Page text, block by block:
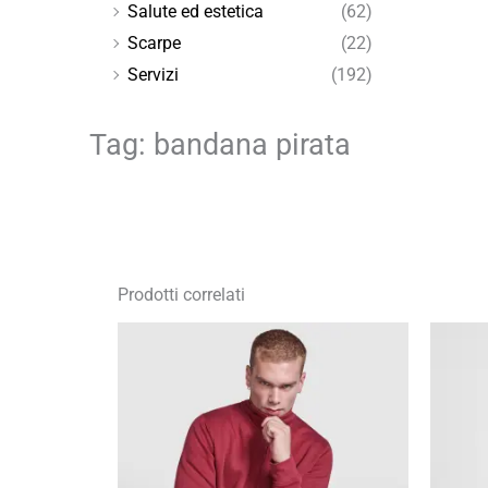
Salute ed estetica
(62)
Scarpe
(22)
Servizi
(192)
Tag: bandana pirata
Prodotti correlati
Fascia
prezzo:
da
17,47 €
24,95 €